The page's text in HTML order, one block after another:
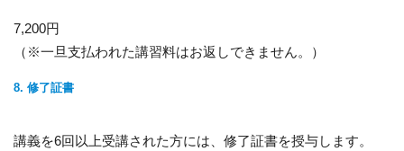
7,200円
（※一旦支払われた講習料はお返しできません。）
8. 修了証書
講義を6回以上受講された方には、修了証書を授与します。